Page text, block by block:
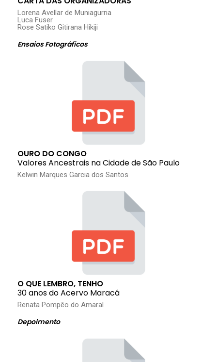
Lorena Avellar de Muniagurria
Luca Fuser
Rose Satiko Gitirana Hikiji
Ensaios Fotográficos
OURO DO CONGO
Valores Ancestrais na Cidade de São Paulo
Kelwin Marques Garcia dos Santos
O QUE LEMBRO, TENHO
30 anos do Acervo Maracá
Renata Pompêo do Amaral
Depoimento